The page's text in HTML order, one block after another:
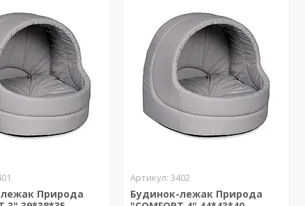
Природа
3402
Будинок-лежак Природа